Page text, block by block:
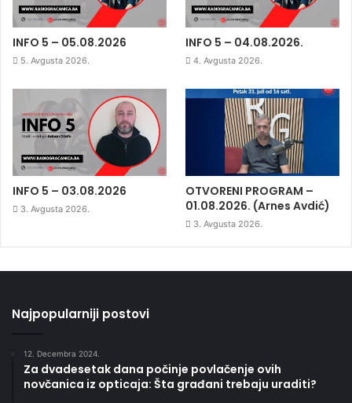
INFO 5 – 05.08.2026
5. Avgusta 2026.
INFO 5 – 04.08.2026.
4. Avgusta 2026.
INFO 5 – 03.08.2026
3. Avgusta 2026.
OTVORENI PROGRAM –
01.08.2026. (Arnes Avdić)
3. Avgusta 2026.
Najpopularniji postovi
12. Decembra 2024.
Za dvadesetak dana počinje povlačenje ovih
novčanica iz opticaja: Šta građani trebaju uraditi?